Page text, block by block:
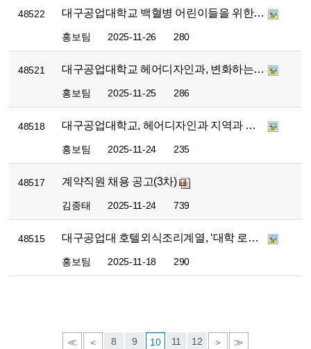
48522 대구공업대학교 백혈병 어린이들을 위한 사랑의 헌혈증 기부
홍보팀 2025-11-26 280
48521 대구공업대학교 헤어디자인과, 변화하는 산업 속 미용 창업 역량 키우는 특강 개최
홍보팀 2025-11-25 286
48518 대구공업대학교, 헤어디자인과 지역과 연결된 창업 교육, 청송서 실무 중심 로컬창업세미나 개최
홍보팀 2025-11-24 235
48517 계약직원 채용 공고(3차)
김종태 2025-11-24 739
48515 대구공업대 호텔외식조리계열, ‘대학 로컬크리에이터 아이디어 경진대회’ 우수 로컬상 수상
홍보팀 2025-11-18 290
≪ ＜ 8 9 10 11 12 ＞ ≫